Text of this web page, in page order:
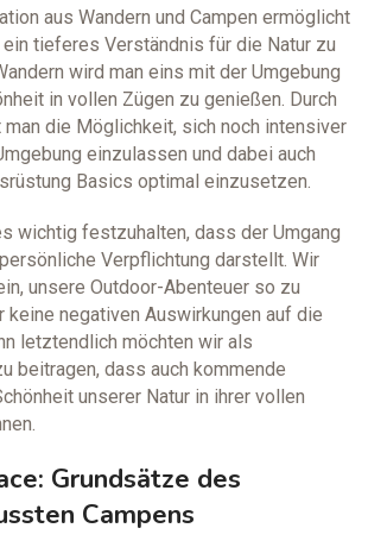
aus Wandern und Campen ermöglicht
tieferes Verständnis für die Natur zu
wird man eins mit der Umgebung
in vollen Zügen zu genießen. Durch
man die Möglichkeit, sich noch intensiver
einzulassen und dabei auch
Basics optimal einzusetzen.
wichtig festzuhalten, dass der Umgang
Verpflichtung darstellt. Wir
unsere Outdoor-Abenteuer so zu
negativen Auswirkungen auf die
letztendlich möchten wir als
beitragen, dass auch kommende
unserer Natur in ihrer vollen
Grundsätze des
Campens